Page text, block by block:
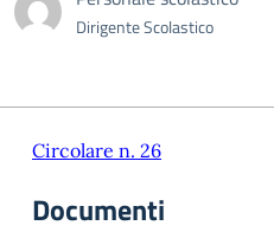
Dirigente Scolastico
Circolare n. 26
Documenti